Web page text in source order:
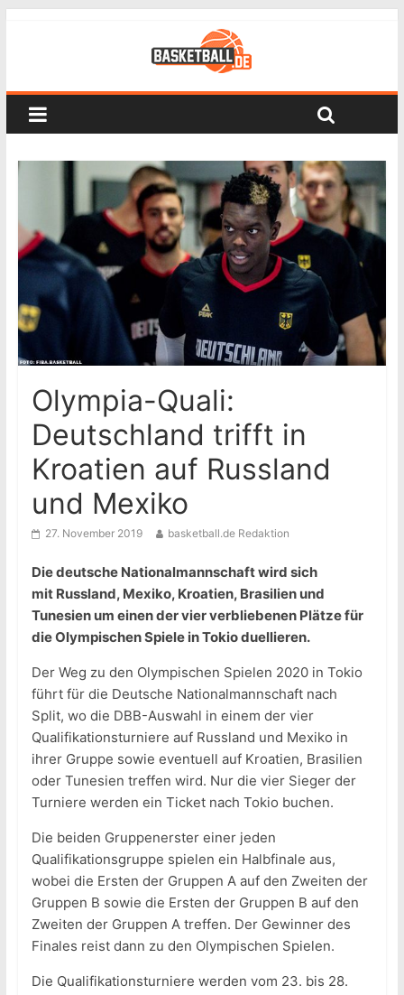
Olympia-Quali:
Deutschland trifft in
Kroatien auf Russland
und Mexiko
27. November 2019 basketball.de Redaktion
Die deutsche Nationalmannschaft wird sich
mit Russland, Mexiko, Kroatien, Brasilien und
Tunesien um einen der vier verbliebenen Plätze für
die Olympischen Spiele in Tokio duellieren.
Der Weg zu den Olympischen Spielen 2020 in Tokio
führt für die Deutsche Nationalmannschaft nach
Split, wo die DBB-Auswahl in einem der vier
Qualifikationsturniere auf Russland und Mexiko in
ihrer Gruppe sowie eventuell auf Kroatien, Brasilien
oder Tunesien treffen wird. Nur die vier Sieger der
Turniere werden ein Ticket nach Tokio buchen.
Die beiden Gruppenerster einer jeden
Qualifikationsgruppe spielen ein Halbfinale aus,
wobei die Ersten der Gruppen A auf den Zweiten der
Gruppen B sowie die Ersten der Gruppen B auf den
Zweiten der Gruppen A treffen. Der Gewinner des
Finales reist dann zu den Olympischen Spielen.
Die Qualifikationsturniere werden vom 23. bis 28.